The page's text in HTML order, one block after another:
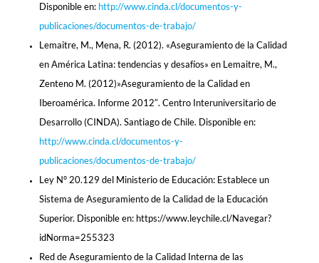
Disponible en: http://www.cinda.cl/documentos-y-
publicaciones/documentos-de-trabajo/
Lemaitre, M., Mena, R. (2012). «Aseguramiento de la Calidad
en América Latina: tendencias y desafíos» en Lemaitre, M.,
Zenteno M. (2012)»Aseguramiento de la Calidad en
Iberoamérica. Informe 2012″. Centro Interuniversitario de
Desarrollo (CINDA). Santiago de Chile. Disponible en:
http://www.cinda.cl/documentos-y-
publicaciones/documentos-de-trabajo/
Ley N° 20.129 del Ministerio de Educación: Establece un
Sistema de Aseguramiento de la Calidad de la Educación
Superior. Disponible en: https://www.leychile.cl/Navegar?
idNorma=255323
Red de Aseguramiento de la Calidad Interna de las